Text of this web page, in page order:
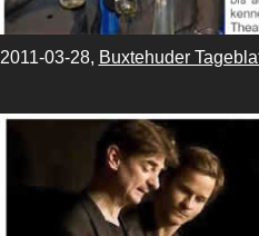
2011-03-28, Buxtehuder